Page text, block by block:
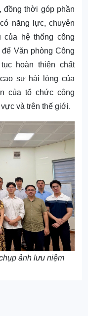
đồng thời góp phần
năng lực, chuyên
hệ thống công
Văn phòng Công
hoàn thiện chất
sự hài lòng của
của tổ chức công
và trên thế giới.
ảnh lưu niệm